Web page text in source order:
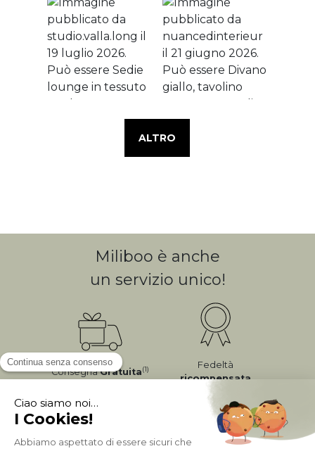
ALTRO
Miliboo è anche
un servizio unico!
ConsegnaGratuita(1)
Fedeltà
ricompensata